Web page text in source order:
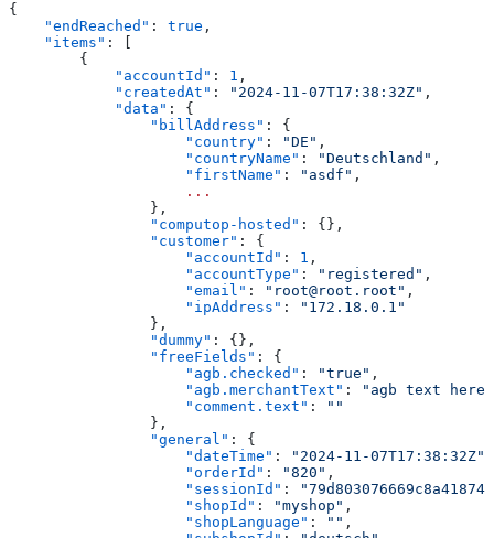
{
    "endReached"
: true ,
    "items"
: [
        {
            "accountId"
: 1 ,
            "createdAt"
: "2024-11-07T17:38:32Z" ,
            "data"
: {
                "billAddress"
: {
                    "country"
: "DE" ,
                    "countryName"
: "Deutschland" ,
                    "firstName"
: "asdf" ,
                    ...
                },
                "computop-hosted"
: {},
                "customer"
: {
                    "accountId"
: 1 ,
                    "accountType"
: "registered" ,
                    "email"
: "root@root.root" ,
                    "ipAddress"
:
"172.18.0.1"
                },
                "dummy"
: {},
                "freeFields"
: {
                    "agb.checked"
: "true" ,
                    "agb.merchantText"
:
"agb text here"
                    "comment.text"
:
""
                },
                "general"
: {
                    "dateTime"
: "2024-11-07T17:38:32Z"
                    "orderId"
: "820" ,
                    "sessionId"
:
                    "shopId"
: "myshop" ,
                    "shopLanguage"
: "" ,